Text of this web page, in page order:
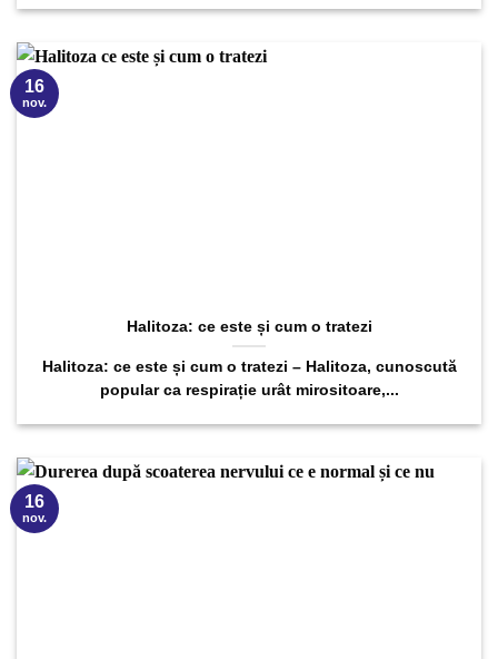
Halitoza: ce este și cum o tratezi
Halitoza: ce este și cum o tratezi – Halitoza, cunoscută
popular ca respirație urât mirositoare,...
16
nov.
16
nov.